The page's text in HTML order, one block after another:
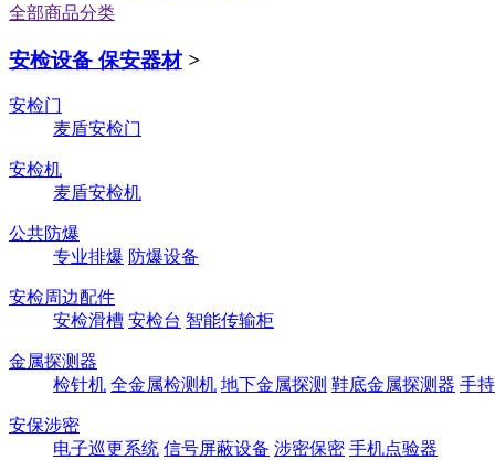
全部商品分类
安检设备 保安器材 >
安检门
麦盾安检门
安检机
麦盾安检机
公共防爆
专业排爆 防爆设备
安检周边配件
安检滑槽 安检台 智能传输柜
金属探测器
检针机 全金属检测机 地下金属探测 鞋底金属探测器 手
安保涉密
电子巡更系统 信号屏蔽设备 涉密保密 手机点验器